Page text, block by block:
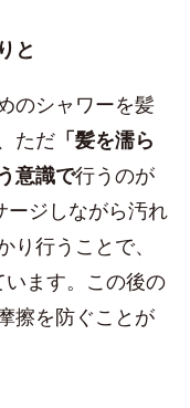
と
のシャワーを髪
ただ 「髪を濡ら
意識で行うのが
ージしながら汚れ
行うことで、
ます。この後の
擦を防ぐことが